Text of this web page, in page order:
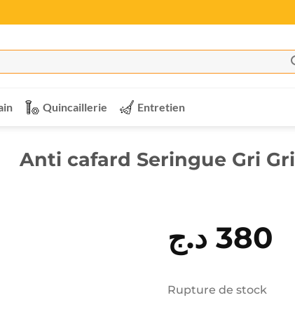
Quincaillerie Entretien
Anti cafard Seringue Gri Gri
380 د.ج
Rupture de stock